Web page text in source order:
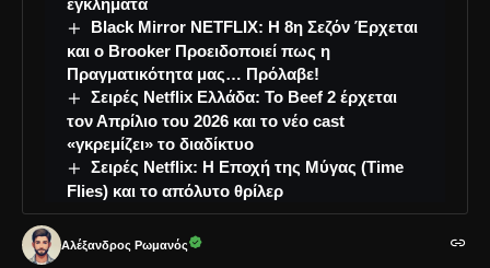
Black Mirror NETFLIX: Η 8η Σεζόν Έρχεται
και ο Brooker Προειδοποιεί πως η
Πραγματικότητα μας… Πρόλαβε!
Σειρές Netflix Ελλάδα: Το Beef 2 έρχεται
τον Απρίλιο του 2026 και το νέο cast
«γκρεμίζει» το διαδίκτυο
Σειρές Netflix: Η Εποχή της Μύγας (Time
Flies) και το απόλυτο θρίλερ
Αλέξανδρος Ρωμανός